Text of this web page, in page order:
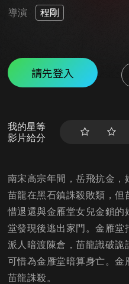
導演 程剛
請先登入
我的星等
影片給分
南宋高宗年間，岳飛抗金，
苗龍在黑石鎮誅殺敗類，但
惜退還與金雁堂女兒金鎖的
堂發現後逃出家門。金雁堂
派人暗渡陳倉，苗龍識破詭
可惜為金雁堂暗算身亡。金
苗龍誅殺。